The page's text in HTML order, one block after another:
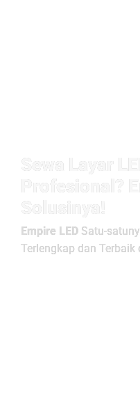
Sewa Layar
Profesional?
Solusinya!
Empire LED Satu-
Terlengkap dan Terbaik